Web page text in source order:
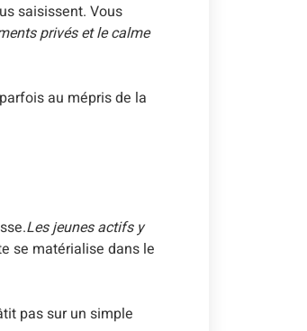
saisissent. Vous
privés et le calme
au mépris de la
Les jeunes actifs y
se matérialise dans le
pas sur un simple